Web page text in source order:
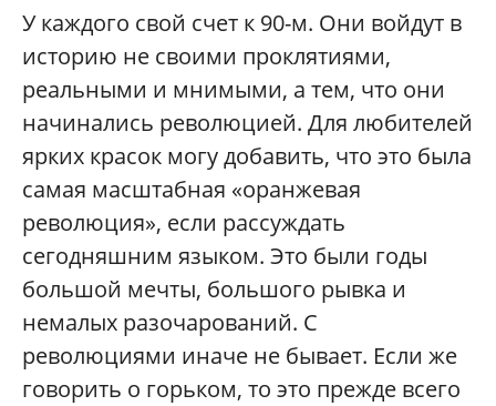
У каждого свой счет к 90-м. Они войдут в
историю не своими проклятиями,
реальными и мнимыми, а тем, что они
начинались революцией. Для любителей
ярких красок могу добавить, что это была
самая масштабная «оранжевая
революция», если рассуждать
сегодняшним языком. Это были годы
большой мечты, большого рывка и
немалых разочарований. С
революциями иначе не бывает. Если же
говорить о горьком, то это прежде всего